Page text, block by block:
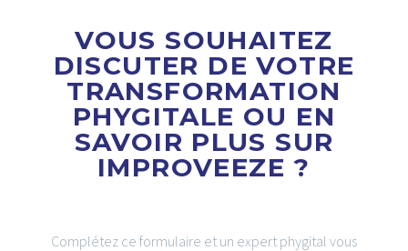
VOUS SOUHAITEZ
DISCUTER DE VOTRE
TRANSFORMATION
PHYGITALE OU EN
SAVOIR PLUS SUR
IMPROVEEZE ?
Complétez ce formulaire et un expert phygital vous